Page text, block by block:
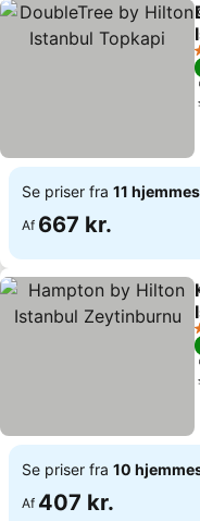
Se priser fra 11
Af 667 kr.
Se priser fra 10
Af 407 kr.